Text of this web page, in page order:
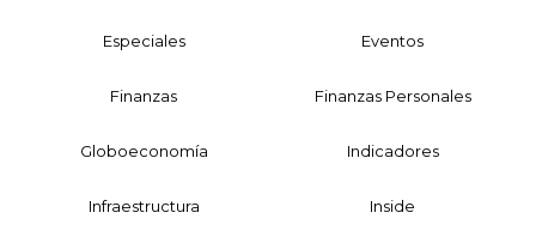
Especiales Eventos
Finanzas Finanzas Personales
Globoeconomía Indicadores
Infraestructura Inside